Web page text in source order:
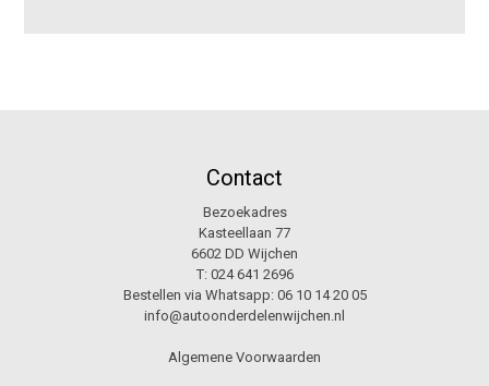
Contact
Bezoekadres
Kasteellaan 77
6602 DD Wijchen
T: 024 641 2696
Bestellen via Whatsapp: 06 10 14 20 05
info@autoonderdelenwijchen.nl
Algemene Voorwaarden